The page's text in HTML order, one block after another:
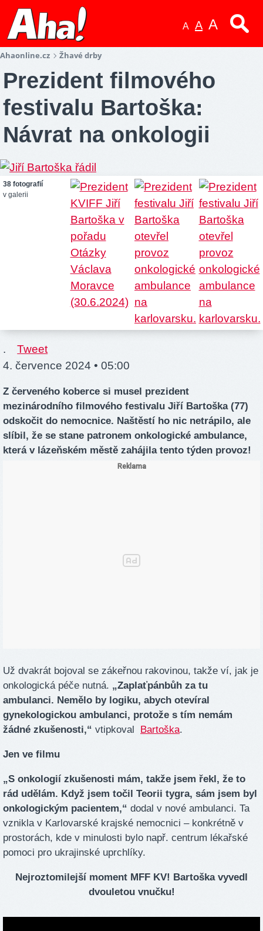
A A A
Ahaonline.cz Žhavé drby
Prezident filmového
festivalu Bartoška:
Návrat na onkologii
38 fotografií
v galerii
.
Tweet
4. července 2024 • 05:00
Z červeného koberce si musel prezident
mezinárodního filmového festivalu Jiří Bartoška (77)
odskočit do nemocnice. Naštěstí ho nic netrápilo, ale
slíbil, že se stane patronem onkologické ambulance,
která v lázeňském městě zahájila tento týden provoz!
Už dvakrát bojoval se zákeřnou rakovinou, takže ví, jak je
onkologická péče nutná. „Zaplaťpánbůh za tu
ambulanci. Nemělo by logiku, abych otevíral
gynekologickou ambulanci, protože s tím nemám
žádné zkušenosti,“ vtipkoval Bartoška.
Jen ve filmu
„S onkologií zkušenosti mám, takže jsem řekl, že to
rád udělám. Když jsem točil Teorii tygra, sám jsem byl
onkologickým pacientem,“ dodal v nové ambulanci. Ta
vznikla v Karlovarské krajské nemocnici – konkrétně v
prostorách, kde v minulosti bylo např. centrum lékařské
pomoci pro ukrajinské uprchlíky.
Nejroztomilejší moment MFF KV! Bartoška vyvedl
dvouletou vnučku!